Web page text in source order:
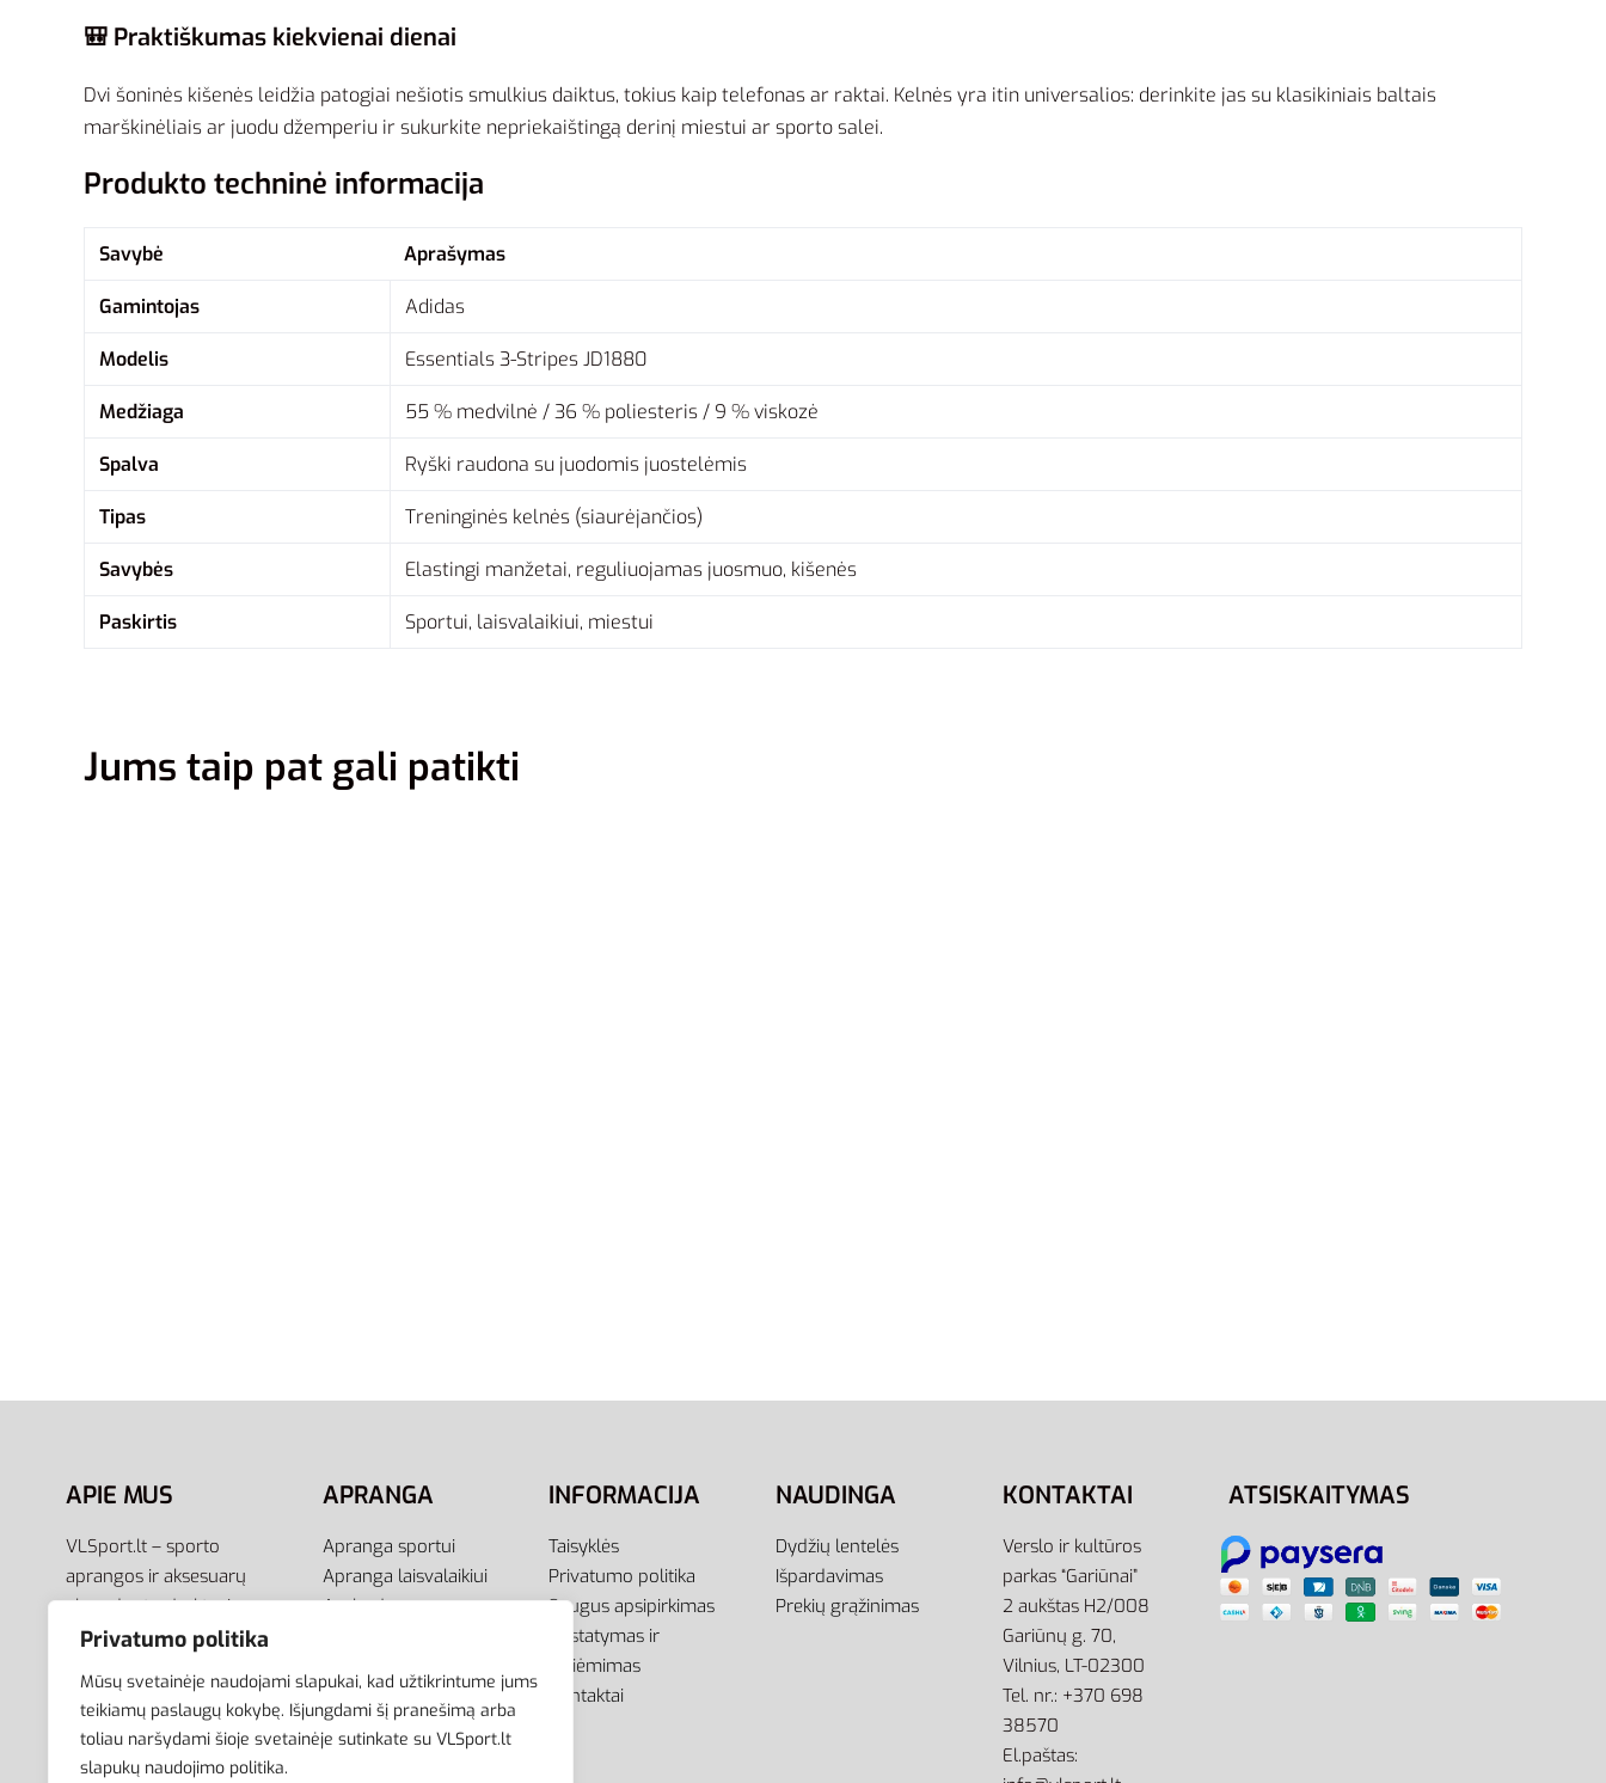
Privatumo politika
Mūsų svetainėje naudojami slapukai, kad užtikrintume jums
teikiamų paslaugų kokybę. Išjungdami šį pranešimą arba
toliau naršydami šioje svetainėje sutinkate su VLSport.lt
slapukų naudojimo politika.
🎒 Praktiškumas kiekvienai dienai
Dvi šoninės kišenės leidžia patogiai nešiotis smulkius daiktus, tokius kaip telefonas ar raktai. Kelnės yra itin universalios: derinkite jas su klasikiniais baltais
marškinėliais ar juodu džemperiu ir sukurkite nepriekaištingą derinį miestui ar sporto salei.
Produkto techninė informacija
Savybė Aprašymas
Gamintojas Adidas
Modelis Essentials 3-Stripes JD1880
Medžiaga 55 % medvilnė / 36 % poliesteris / 9 % viskozė
Spalva Ryški raudona su juodomis juostelėmis
Tipas Treninginės kelnės (siaurėjančios)
Savybės Elastingi manžetai, reguliuojamas juosmuo, kišenės
Paskirtis Sportui, laisvalaikiui, miestui
Jums taip pat gali patikti
Pasirinkti savybes Pasirinkti savybes Pasirinkti savybes
APIE MUS
VLSport.lt – sporto
aprangos ir aksesuarų
el.parduotuvė aktyviam
gyvenimo būdui. Čia rasite
vyrams, moterims bei
APRANGA
Apranga sportui
Apranga laisvalaikiui
Avalynė
INFORMACIJA
Taisyklės
Privatumo politika
Saugus apsipirkimas
Pristatymas ir
atsiėmimas
Kontaktai
NAUDINGA
Dydžių lentelės
Išpardavimas
Prekių grąžinimas
KONTAKTAI
Verslo ir kultūros
parkas “Gariūnai”
2 aukštas H2/008
Gariūnų g. 70,
Vilnius, LT-02300
Tel. nr.: +370 698
38570
El.paštas:
ATSISKAITYMAS